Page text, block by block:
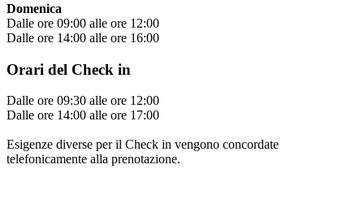
Domenica
Dalle ore 09:00 alle ore 12:00
Dalle ore 14:00 alle ore 16:00
Orari del Check in
Dalle ore 09:30 alle ore 12:00
Dalle ore 14:00 alle ore 17:00
Esigenze diverse per il Check in vengono concordate
telefonicamente alla prenotazione.